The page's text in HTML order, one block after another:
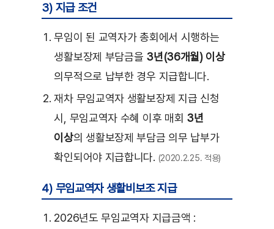
3) 지급 조건
무임이 된 교역자가 총회에서 시행하는
생활보장제 부담금을 3년(36개월) 이상
의무적으로 납부한 경우 지급합니다.
재차 무임교역자 생활보장제 지급 신청
시, 무임교역자 수혜 이후 매회 3년
이상의 생활보장제 부담금 의무 납부가
확인되어야 지급합니다. (2020.2.25. 적용)
4) 무임교역자 생활비보조 지급
2026년도 무임교역자 지급금액 :